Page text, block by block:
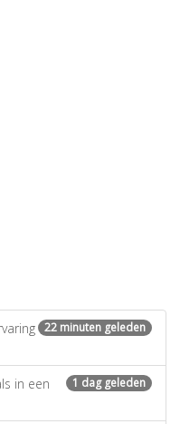
22 minuten geleden
1 dag geleden
in een